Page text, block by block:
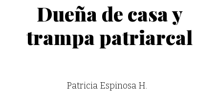
Dueña de casa y
trampa patriarcal
Patricia Espinosa H.